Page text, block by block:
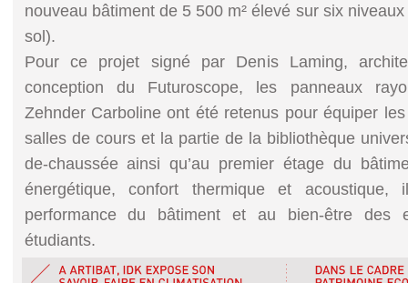
nouveau bâtiment de 5 500 m² élevé sur six
sol).
Pour ce projet signé par Denis Laming,
conception du Futuroscope, les panneaux
Zehnder Carboline ont été retenus pour équiper
salles de cours et la partie de la bibliothèque
de-chaussée ainsi qu’au premier étage du
énergétique, confort thermique et
performance du bâtiment et au bien-être des
étudiants.